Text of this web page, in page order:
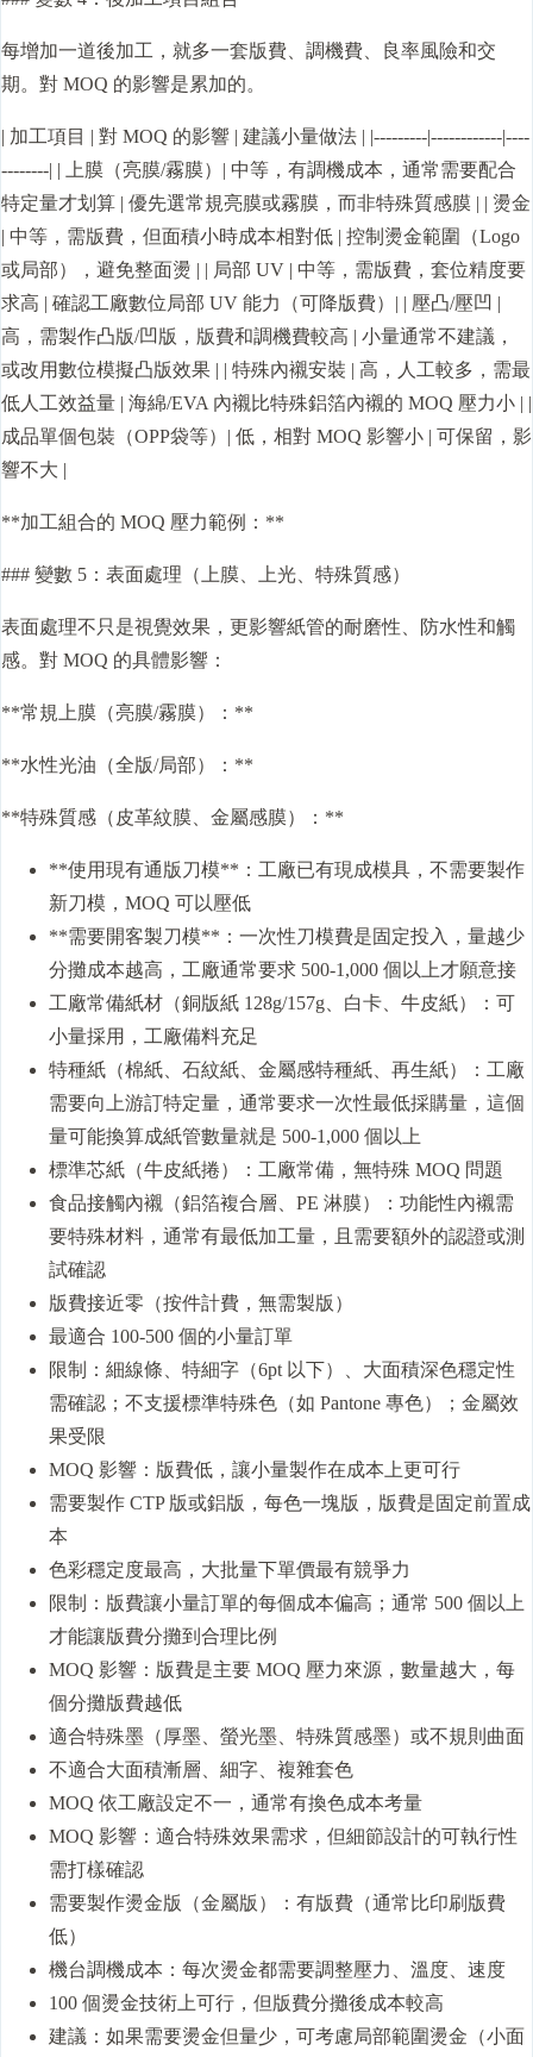
每增加一道後加工，就多一套版費、調機費、良率風險和交
期。對 MOQ 的影響是累加的。
| 加工項目 | 對 MOQ 的影響 | 建議小量做法 | |---------|------------|----
--------| | 上膜（亮膜/霧膜）| 中等，有調機成本，通常需要配合
特定量才划算 | 優先選常規亮膜或霧膜，而非特殊質感膜 | | 燙金
| 中等，需版費，但面積小時成本相對低 | 控制燙金範圍（Logo
或局部），避免整面燙 | | 局部 UV | 中等，需版費，套位精度要
求高 | 確認工廠數位局部 UV 能力（可降版費）| | 壓凸/壓凹 |
高，需製作凸版/凹版，版費和調機費較高 | 小量通常不建議，
或改用數位模擬凸版效果 | | 特殊內襯安裝 | 高，人工較多，需最
低人工效益量 | 海綿/EVA 內襯比特殊鋁箔內襯的 MOQ 壓力小 | |
成品單個包裝（OPP袋等）| 低，相對 MOQ 影響小 | 可保留，影
響不大 |
**加工組合的 MOQ 壓力範例：**
### 變數 5：表面處理（上膜、上光、特殊質感）
表面處理不只是視覺效果，更影響紙管的耐磨性、防水性和觸
感。對 MOQ 的具體影響：
**常規上膜（亮膜/霧膜）：**
**水性光油（全版/局部）：**
**特殊質感（皮革紋膜、金屬感膜）：**
**使用現有通版刀模**：工廠已有現成模具，不需要製作
新刀模，MOQ 可以壓低
**需要開客製刀模**：一次性刀模費是固定投入，量越少
分攤成本越高，工廠通常要求 500-1,000 個以上才願意接
工廠常備紙材（銅版紙 128g/157g、白卡、牛皮紙）：可
小量採用，工廠備料充足
特種紙（棉紙、石紋紙、金屬感特種紙、再生紙）：工廠
需要向上游訂特定量，通常要求一次性最低採購量，這個
量可能換算成紙管數量就是 500-1,000 個以上
標準芯紙（牛皮紙捲）：工廠常備，無特殊 MOQ 問題
食品接觸內襯（鋁箔複合層、PE 淋膜）：功能性內襯需
要特殊材料，通常有最低加工量，且需要額外的認證或測
試確認
版費接近零（按件計費，無需製版）
最適合 100-500 個的小量訂單
限制：細線條、特細字（6pt 以下）、大面積深色穩定性
需確認；不支援標準特殊色（如 Pantone 專色）；金屬效
果受限
MOQ 影響：版費低，讓小量製作在成本上更可行
需要製作 CTP 版或鋁版，每色一塊版，版費是固定前置成
本
色彩穩定度最高，大批量下單價最有競爭力
限制：版費讓小量訂單的每個成本偏高；通常 500 個以上
才能讓版費分攤到合理比例
MOQ 影響：版費是主要 MOQ 壓力來源，數量越大，每
個分攤版費越低
適合特殊墨（厚墨、螢光墨、特殊質感墨）或不規則曲面
不適合大面積漸層、細字、複雜套色
MOQ 依工廠設定不一，通常有換色成本考量
MOQ 影響：適合特殊效果需求，但細節設計的可執行性
需打樣確認
需要製作燙金版（金屬版）：有版費（通常比印刷版費
低）
機台調機成本：每次燙金都需要調整壓力、溫度、速度
100 個燙金技術上可行，但版費分攤後成本較高
建議：如果需要燙金但量少，可考慮局部範圍燙金（小面